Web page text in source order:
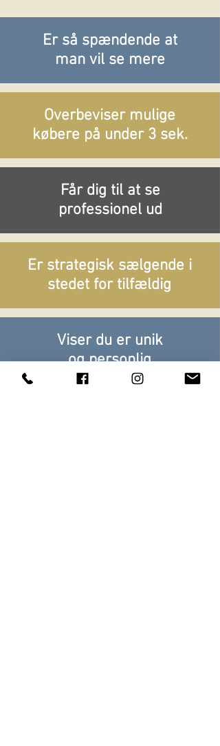
Er så spændende at
man vil se mere
Overbeviser mulige
købere på under 3 sek.
Får dig til at se
professionel ud
Er strategisk sælgende i
stedet for tilfældig
Viser du er unik
og personlig